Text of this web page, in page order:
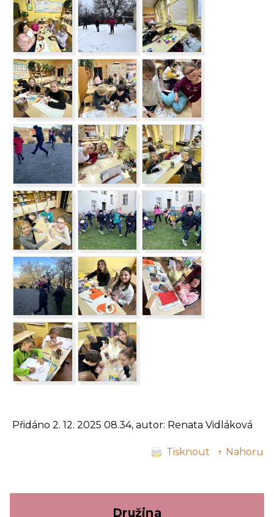
Přidáno 2. 12. 2025 08.34, autor: Renata Vidláková
Tisknout ↑ Nahoru
Družina